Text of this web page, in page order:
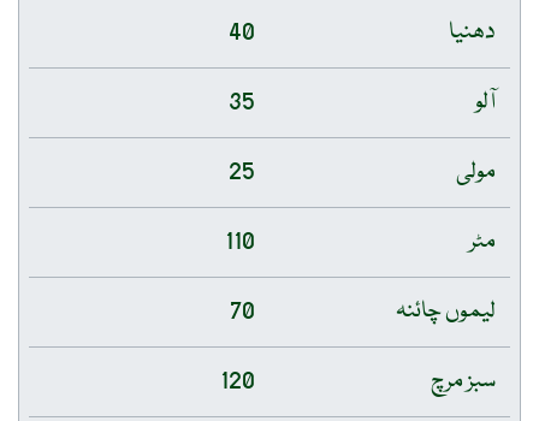
دھنیا
40
آلو
35
مولی
25
مٹر
110
لیموں چائنہ
70
سبز مرچ
120